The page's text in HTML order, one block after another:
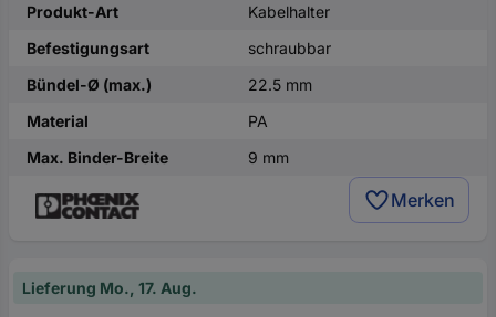
Produkt-Art
Kabelhalter
Befestigungsart
schraubbar
Bündel-Ø (max.)
22.5 mm
Material
PA
Max. Binder-Breite
9 mm
Merken
Lieferung Mo., 17. Aug.